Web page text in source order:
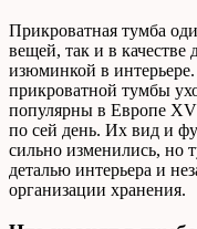
Прикроватная тумба
вещей, так и в качестве
изюминкой в
прикроватной тумбы
популярны в Европе
по сей день. Их вид и
сильно изменились, но
деталью интерьера и
организации хранения.